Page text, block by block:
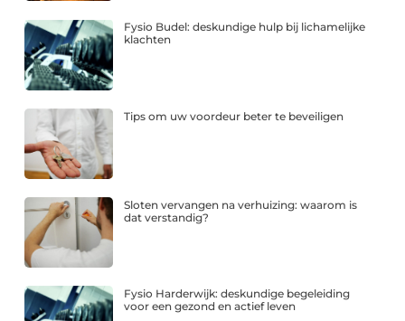
Fysio Budel: deskundige hulp bij lichamelijke
klachten
Tips om uw voordeur beter te beveiligen
Sloten vervangen na verhuizing: waarom is
dat verstandig?
Fysio Harderwijk: deskundige begeleiding
voor een gezond en actief leven